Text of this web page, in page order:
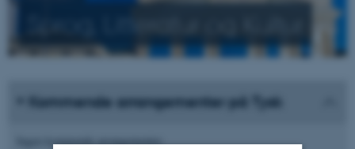
Kommende arrangementer på Tysk
Ingen kommende arrangementer.